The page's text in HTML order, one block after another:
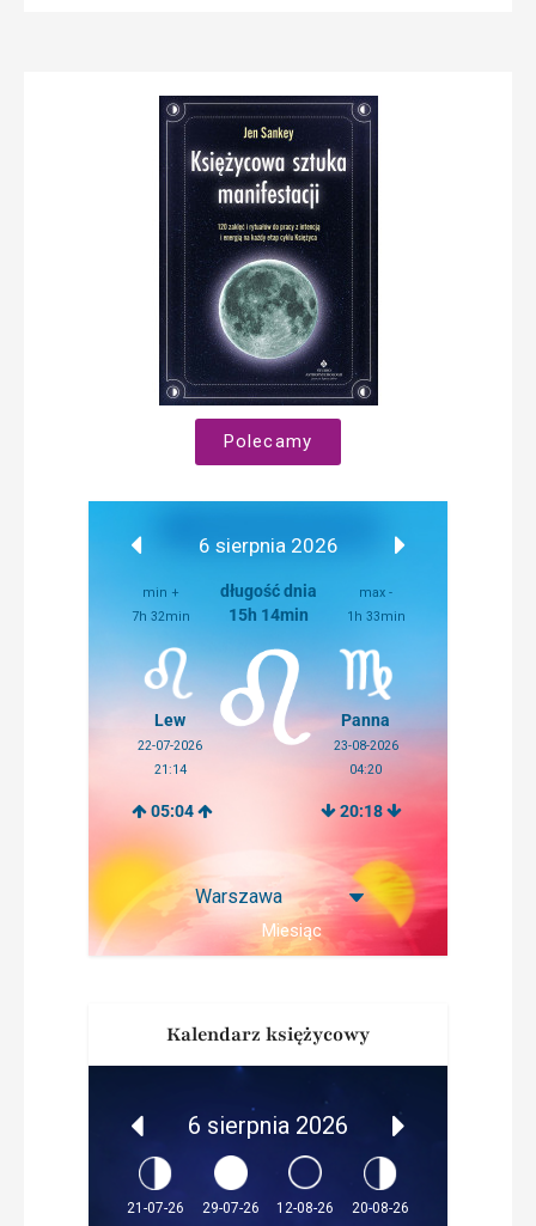
Polecamy
6 sierpnia 2026
min +
7h 32min
długość dnia
15h 14min
max -
1h 33min
Lew
22-07-2026
21:14
Panna
23-08-2026
04:20
05:04 20:18
Miesiąc
Kalendarz księżycowy
6 sierpnia 2026
21-07-26 29-07-26 12-08-26 20-08-26